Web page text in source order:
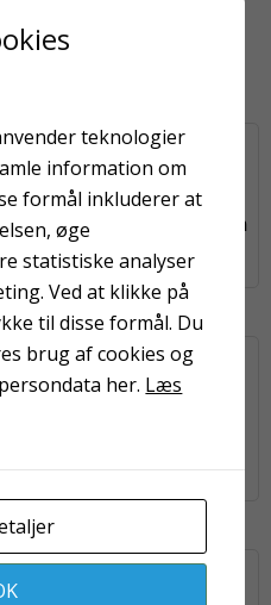
PÅ
Teleskopskaft 77-130 cm
teknologier
information om
formål inkluderer at
øge
statistiske analyser
Ved at klikke på
til disse formål. Du
brug af cookies og
her. Læs